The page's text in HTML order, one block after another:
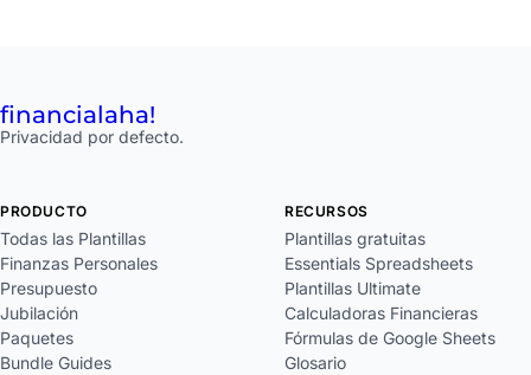
financialaha!
Privacidad por defecto.
PRODUCTO
Todas las Plantillas
Finanzas Personales
Presupuesto
Jubilación
Paquetes
Bundle Guides
RECURSOS
Plantillas gratuitas
Essentials Spreadsheets
Plantillas Ultimate
Calculadoras Financieras
Fórmulas de Google Sheets
Glosario